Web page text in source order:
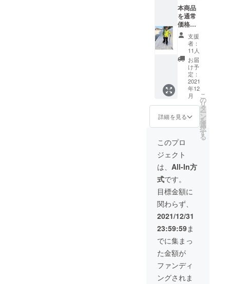
本商品
を通常
価格
3000円
のとこ
ろ、支
援者対
象で
2500円/
セット
でリ
ターン
とさせ
て頂き
ます。
商品サ
イズ
は、S、
Ⅿ、Ⅼの
3サイズ
から選
べま
す。ま
た必要
数もお
書きく
ださ
い。 子
供はS、
標準の
大人は
M、身
長が
175cm
支援
者：
11人
お届
け予
定：
2021
年12
月
詳細を見る
こ
の
リ
タ
ー
ン
を
選
択
す
る
このプロ
ジェクト
は、 All-In方
式です。
目標金額に
関わらず、
2021/12/31
23:59:59ま
でに集まっ
た金額が
ファンディ
ングされま